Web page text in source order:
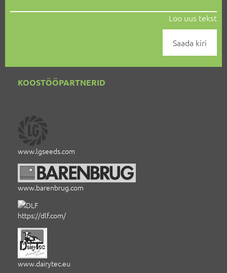
Loo uus tekst
Saada kiri
KOOSTÖÖPARTNERID
www.lgseeds.com
www.barenbrug.com
https://dlf.com/
www.dairytec.eu